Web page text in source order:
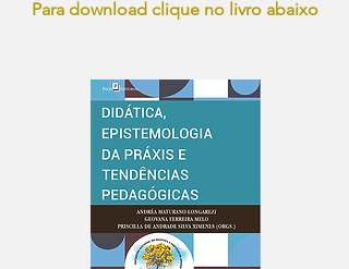
Para download clique no livro abaixo